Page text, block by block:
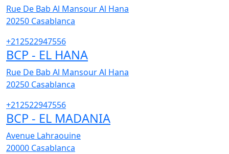
Rue De Bab Al Mansour Al Hana
20250 Casablanca
+212522947556
BCP - EL HANA
Rue De Bab Al Mansour Al Hana
20250 Casablanca
+212522947556
BCP - EL MADANIA
Avenue Lahraouine
20000 Casablanca